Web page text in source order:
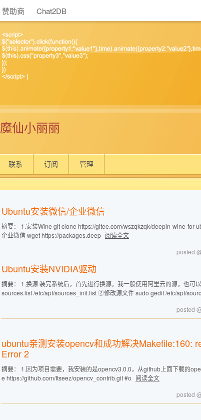
赞助商 Chat2DB
魔仙小丽丽
联系 订阅 管理
Ubuntu安装微信/企业微信
摘要： 1.安装Wine git clone https://gitee.com/wszqkzqk/deepin-wine-
企业微信 wget https://packages.deep 阅读全文
posted
Ubuntu安装NVIDIA驱动
摘要： 1.换源 装完系统后，首先进行换源。我一般使用阿里云的源，也
sources.list /etc/apt/sources_init.list ②修改源文件 sudo gedit /etc/apt/
posted
ubuntu亲测安装opencv和成功解决Makefile:160:
Error 2
摘要： 1.因为项目需要，我安装的是opencv3.0.0，从github上面下载的
e https://github.com/Itseez/opencv_contrib.git #o 阅读全文
posted